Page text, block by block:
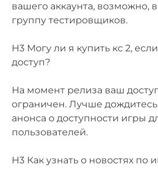
вашего аккаунта, возможно,
группу тестировщиков.
H3 Могу ли я купить кс 2,
доступ?
На момент релиза ваш
ограничен. Лучше
анонса о доступности игры
пользователей.
H3 Как узнать о новостях по